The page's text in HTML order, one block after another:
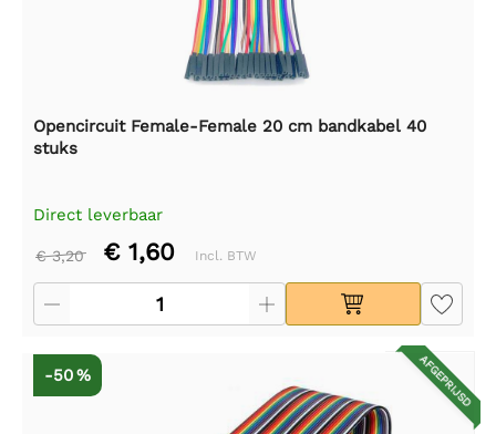
Opencircuit Female-Female 20 cm bandkabel 40
stuks
Direct leverbaar
€ 3,20 € 1,60 Incl. BTW
AFGEPRIJSD
-50 %